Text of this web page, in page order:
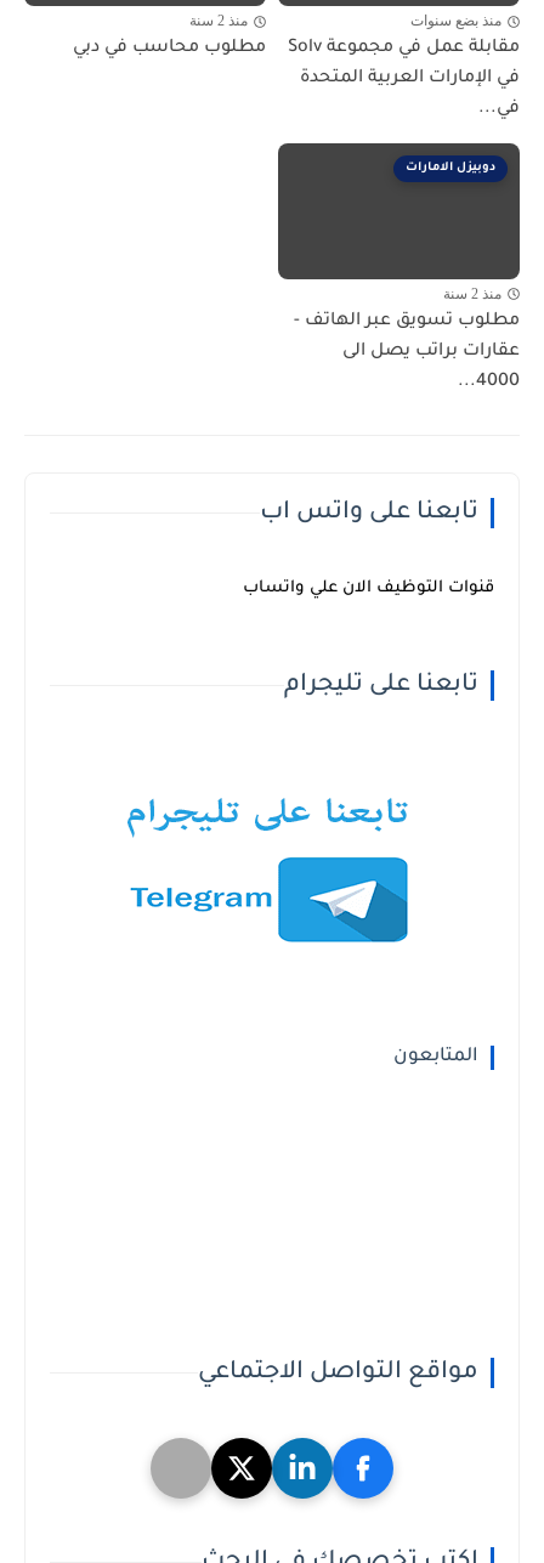
منذ بضع سنوات
مقابلة عمل في مجموعة Solv
في الإمارات العربية المتحدة
في...
منذ 2 سنة
مطلوب محاسب في دبي
دوبيزل الامارات
منذ 2 سنة
مطلوب تسويق عبر الهاتف -
عقارات براتب يصل الى
4000...
تابعنا على واتس اب
قنوات التوظيف الان علي واتساب
تابعنا على تليجرام
المتابعون
مواقع التواصل الاجتماعي